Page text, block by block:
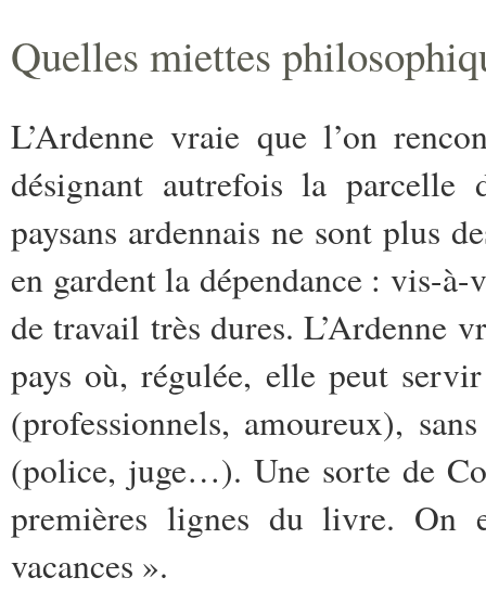
Quelles miettes
L’Ardenne vraie que l’on
désignant autrefois la parcelle
paysans ardennais ne sont plus
en gardent la dépendance : vis-
de travail très dures. L’Ardenne
pays où, régulée, elle peut
(professionnels, amoureux),
(police, juge…). Une sorte de
premières lignes du livre.
vacances ».